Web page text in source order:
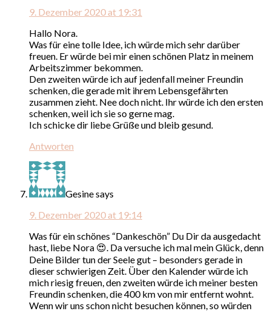
9. Dezember 2020 at 19:31
Hallo Nora.
Was für eine tolle Idee, ich würde mich sehr darüber
freuen. Er würde bei mir einen schönen Platz in meinem
Arbeitszimmer bekommen.
Den zweiten würde ich auf jedenfall meiner Freundin
schenken, die gerade mit ihrem Lebensgefährten
zusammen zieht. Nee doch nicht. Ihr würde ich den ersten
schenken, weil ich sie so gerne mag.
Ich schicke dir liebe Grüße und bleib gesund.
Antworten
Gesinesays
9. Dezember 2020 at 19:14
Was für ein schönes “Dankeschön” Du Dir da ausgedacht
hast, liebe Nora 😍. Da versuche ich mal mein Glück, denn
Deine Bilder tun der Seele gut – besonders gerade in
dieser schwierigen Zeit. Über den Kalender würde ich
mich riesig freuen, den zweiten würde ich meiner besten
Freundin schenken, die 400 km von mir entfernt wohnt.
Wenn wir uns schon nicht besuchen können, so würden